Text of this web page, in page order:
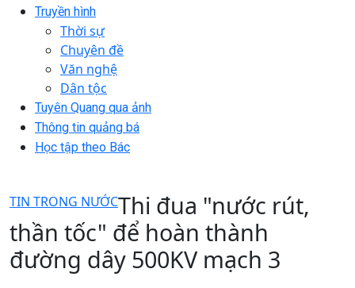
Truyền hình
Thời sự
Chuyên đề
Văn nghệ
Dân tộc
Tuyên Quang qua ảnh
Thông tin quảng bá
Học tập theo Bác
TIN TRONG NƯỚCThi đua "nước rút,
thần tốc" để hoàn thành
đường dây 500KV mạch 3